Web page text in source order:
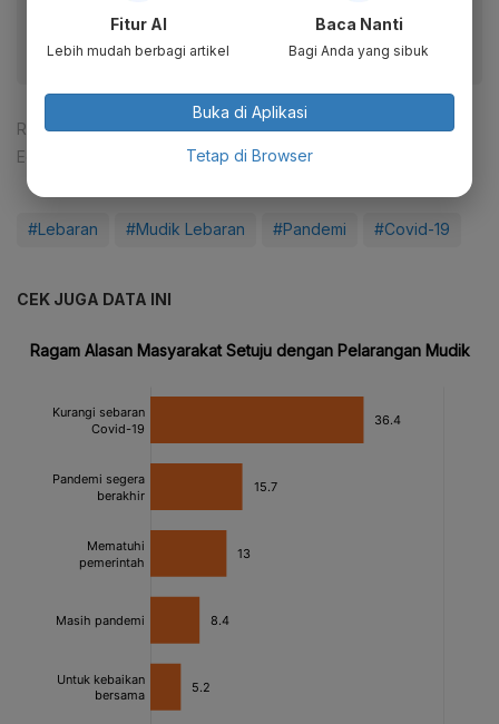
Reporter: Rizky Alika
Editor:
#Lebaran #Mudik Lebaran #Pandemi #Covid-19
CEK JUGA DATA INI
Fitur AI
Lebih mudah berbagi artikel
Baca Nanti
Bagi Anda yang sibuk
Buka di Aplikasi
Tetap di Browser